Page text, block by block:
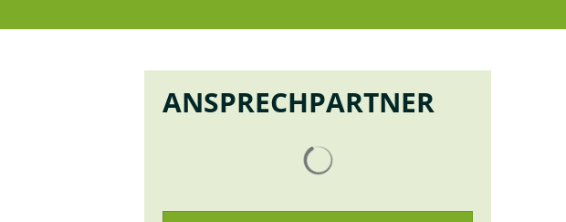
ANSPRECHPARTNER